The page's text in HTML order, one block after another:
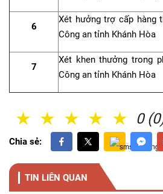
6
Xét hưởng trợ cấp hàng
Công an tỉnh Khánh Hòa
7
Xét khen thưởng trong
Công an tỉnh Khánh Hòa
0
5
4 Sao
3 Sao
2 Sao
1 Sao
Chia sẻ:
TIN LIÊN QUAN